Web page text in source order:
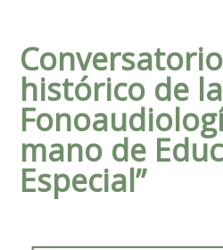
histórico de la
mano de
Especial”